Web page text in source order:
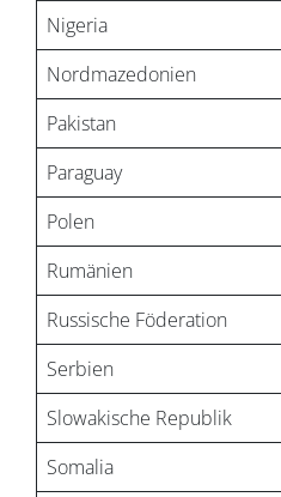
Nigeria
Nordmazedonien
Pakistan
Paraguay
Polen
Rumänien
Russische Föderation
Serbien
Slowakische Republik
Somalia